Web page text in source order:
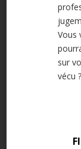
Vous
sur
vécu ?